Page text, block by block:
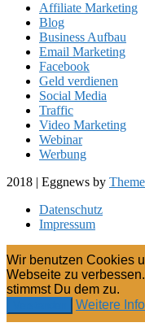
Affiliate Marketing
Blog
Business Aufbau
Email Marketing
Facebook
Geld verdienen
Social Media
Traffic
Video Marketing
Webinar
Werbung
2018 | Eggnews by
Datenschutz
Impressum
Wir benutzen Cookies
Webseite zu
stimmst Du dem zu.
Weitere